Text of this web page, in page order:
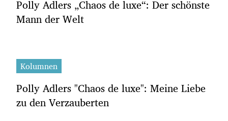
Polly Adlers „Chaos de luxe“: Der schönste
Mann der Welt
Kolumnen
Polly Adlers "Chaos de luxe": Meine Liebe
zu den Verzauberten